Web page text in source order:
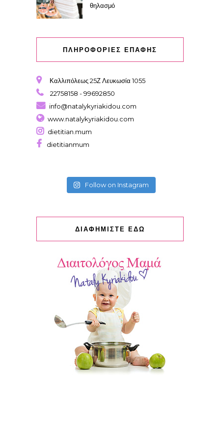
θηλασμό
ΠΛΗΡΟΦΟΡΙΕΣ ΕΠΑΦΗΣ
Καλλιπόλεως 25Ζ Λευκωσία 1055
22758158 - 99692850
info@natalykyriakidou.com
www.natalykyriakidou.com
dietitian.mum
dietitianmum
Follow on Instagram
ΔΙΑΦΗΜΙΣΤΕ ΕΔΩ